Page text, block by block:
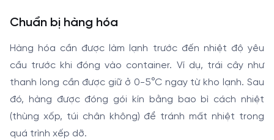
Chuẩn bị hàng hóa
Hàng hóa cần được làm lạnh trước đến nhiệt độ yêu
cầu trước khi đóng vào container. Ví dụ, trái cây như
thanh long cần được giữ ở 0-5°C ngay từ kho lạnh. Sau
đó, hàng được đóng gói kín bằng bao bì cách nhiệt
(thùng xốp, túi chân không) để tránh mất nhiệt trong
quá trình xếp dỡ.